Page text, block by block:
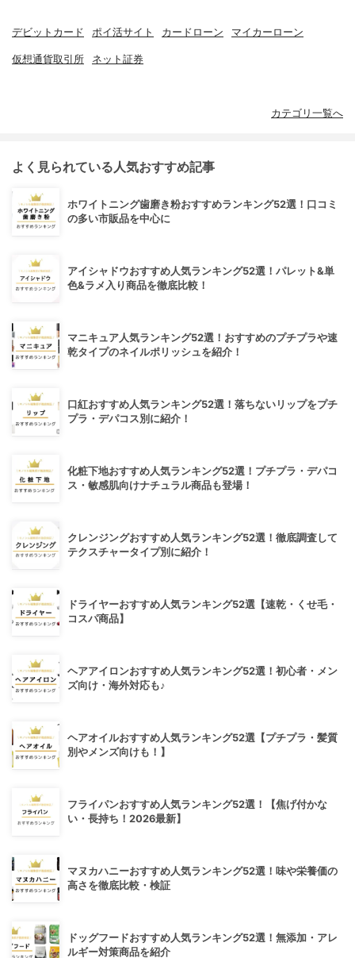
デビットカード ポイ活サイト カードローン マイカーローン
仮想通貨取引所 ネット証券
カテゴリ一覧へ
よく見られている人気おすすめ記事
ホワイトニング歯磨き粉おすすめランキング52選！口コミ
の多い市販品を中心に
アイシャドウおすすめ人気ランキング52選！パレット&単
色&ラメ入り商品を徹底比較！
マニキュア人気ランキング52選！おすすめのプチプラや速
乾タイプのネイルポリッシュを紹介！
口紅おすすめ人気ランキング52選！落ちないリップをプチ
プラ・デパコス別に紹介！
化粧下地おすすめ人気ランキング52選！プチプラ・デパコ
ス・敏感肌向けナチュラル商品も登場！
クレンジングおすすめ人気ランキング52選！徹底調査して
テクスチャータイプ別に紹介！
ドライヤーおすすめ人気ランキング52選【速乾・くせ毛・
コスパ商品】
ヘアアイロンおすすめ人気ランキング52選！初心者・メン
ズ向け・海外対応も♪
ヘアオイルおすすめ人気ランキング52選【プチプラ・髪質
別やメンズ向けも！】
フライパンおすすめ人気ランキング52選！【焦げ付かな
い・長持ち！2026最新】
マヌカハニーおすすめ人気ランキング52選！味や栄養価の
高さを徹底比較・検証
ドッグフードおすすめ人気ランキング52選！無添加・アレ
ルギー対策商品を紹介